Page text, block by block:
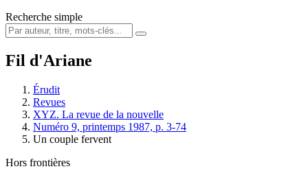
Recherche simple
Fil d'Ariane
Érudit
Revues
XYZ. La revue de la nouvelle
Numéro 9, printemps 1987, p. 3-74
Un couple fervent
Hors frontières